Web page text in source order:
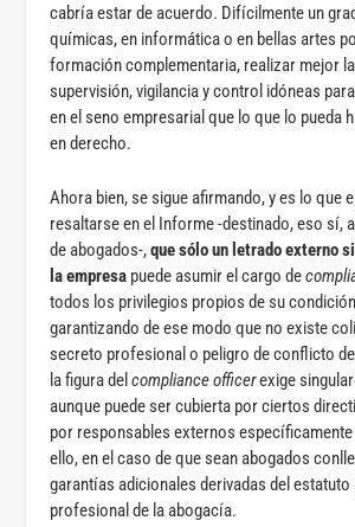
cabría estar de acuerdo. Difícilmente un
químicas, en informática o en bellas artes
formación complementaria, realizar mejor
supervisión, vigilancia y control idóneas
en el seno empresarial que lo que lo pueda
en derecho.
Ahora bien, se sigue afirmando, y es lo que
resaltarse en el Informe -destinado, eso sí,
de abogados-,que sólo un letrado externo
la empresa puede asumir el cargo de
todos los privilegios propios de su
garantizando de ese modo que no existe
secreto profesional o peligro de conflicto
la figura delcompliance officerexige
aunque puede ser cubierta por ciertos
por responsables externos
ello, en el caso de que sean abogados
garantías adicionales derivadas del estatuto
profesional de la abogacía.